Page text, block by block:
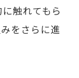
触れてもら
をさらに進